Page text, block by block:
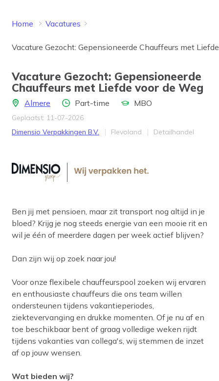
Home Vacatures
Vacature Gezocht: Gepensioneerde Chauffeurs met
Vacature Gezocht: Gepensioneerde
Chauffeurs met Liefde voor de Weg
LocatieAlmere Aantal uren
Part-time Opleidingsniveau
MBO
Geplaatst: 11-07-2026
Bedrijf
Dimensio Verpakkingen B.V. Provincie
Flevoland Werkveld
Detailhandel
Ben jij met pensioen, maar zit transport nog altijd in je
bloed? Krijg je nog steeds energie van een mooie rit en
wil je één of meerdere dagen per week actief blijven?
Dan zijn wij op zoek naar jou!
Voor onze flexibele chauffeurspool zoeken wij ervaren
en enthousiaste chauffeurs die ons team willen
ondersteunen tijdens vakantieperiodes,
ziektevervanging en drukke momenten. Of je nu af en
toe beschikbaar bent of graag volledige weken rijdt
tijdens vakanties van collega's, wij stemmen de inzet
af op jouw wensen.
Wat bieden wij?